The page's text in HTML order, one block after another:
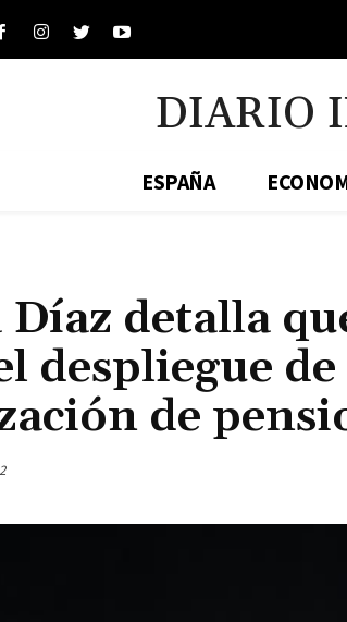
DIARIO
ESPAÑA
detalla
despliegue
de